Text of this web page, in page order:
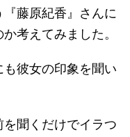
藤原紀香』さんに
考えてみました。
彼女の印象を聞い
聞くだけでイラつ